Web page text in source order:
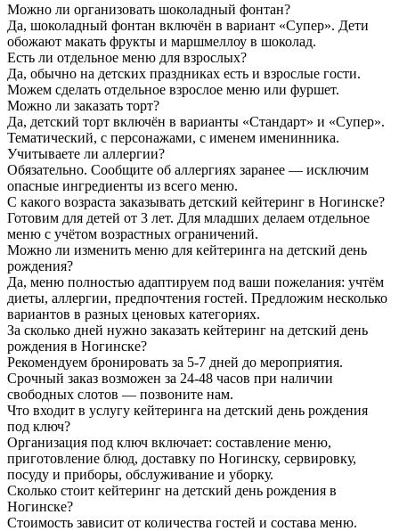
Можно ли организовать шоколадный фонтан?
Да, шоколадный фонтан включён в вариант «Супер». Дети
обожают макать фрукты и маршмеллоу в шоколад.
Есть ли отдельное меню для взрослых?
Да, обычно на детских праздниках есть и взрослые гости.
Можем сделать отдельное взрослое меню или фуршет.
Можно ли заказать торт?
Да, детский торт включён в варианты «Стандарт» и «Супер».
Тематический, с персонажами, с именем именинника.
Учитываете ли аллергии?
Обязательно. Сообщите об аллергиях заранее — исключим
опасные ингредиенты из всего меню.
С какого возраста заказывать детский кейтеринг в Ногинске?
Готовим для детей от 3 лет. Для младших делаем отдельное
меню с учётом возрастных ограничений.
Можно ли изменить меню для кейтеринга на детский день
рождения?
Да, меню полностью адаптируем под ваши пожелания: учтём
диеты, аллергии, предпочтения гостей. Предложим несколько
вариантов в разных ценовых категориях.
За сколько дней нужно заказать кейтеринг на детский день
рождения в Ногинске?
Рекомендуем бронировать за 5-7 дней до мероприятия.
Срочный заказ возможен за 24-48 часов при наличии
свободных слотов — позвоните нам.
Что входит в услугу кейтеринга на детский день рождения
под ключ?
Организация под ключ включает: составление меню,
приготовление блюд, доставку по Ногинску, сервировку,
посуду и приборы, обслуживание и уборку.
Сколько стоит кейтеринг на детский день рождения в
Ногинске?
Стоимость зависит от количества гостей и состава меню.